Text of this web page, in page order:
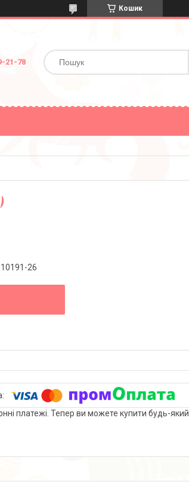
Кошик
21-78
10191-26
платежі. Тепер ви можете купити будь-який